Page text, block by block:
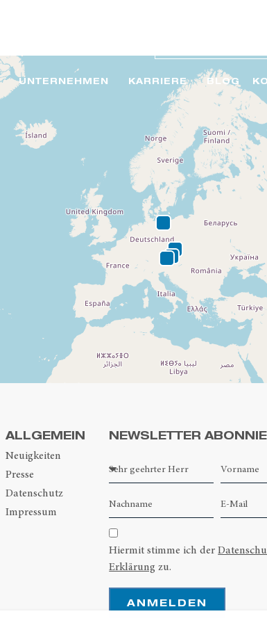
UNTERNEHMEN KARRIERE BLOG
ALLGEMEIN
Neuigkeiten
Presse
Datenschutz
Impressum
NEWSLETTER
Hiermit stimme ich der
Erklärung zu.
ANMELDEN